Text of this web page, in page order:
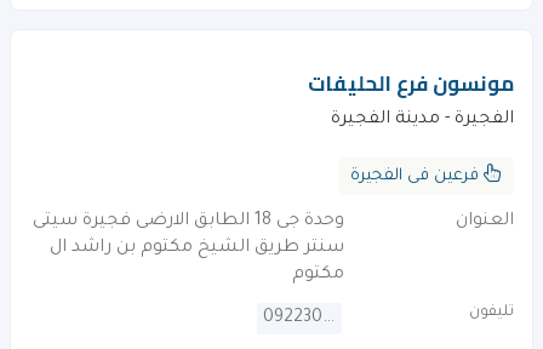
مونسون فرع الحليفات
الفجيرة - مدينة الفجيرة
فرعين فى الفجيرة
العنوان
وحدة جى 18 الطابق الارضى فجيرة سيتى
سنتر طريق الشيخ مكتوم بن راشد ال
مكتوم
تليفون 092230044